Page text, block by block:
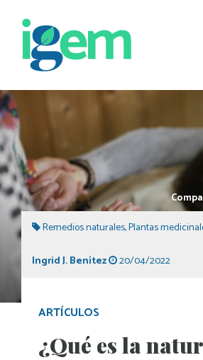
Remedios naturales,Plantas
Ingrid J. Benítez 20/04/2022
ARTÍCULOS
¿Qué es la